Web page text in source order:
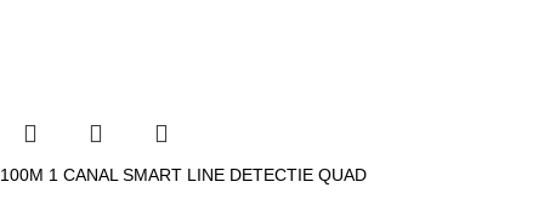
100M 1 CANAL SMART LINE DETECTIE QUAD